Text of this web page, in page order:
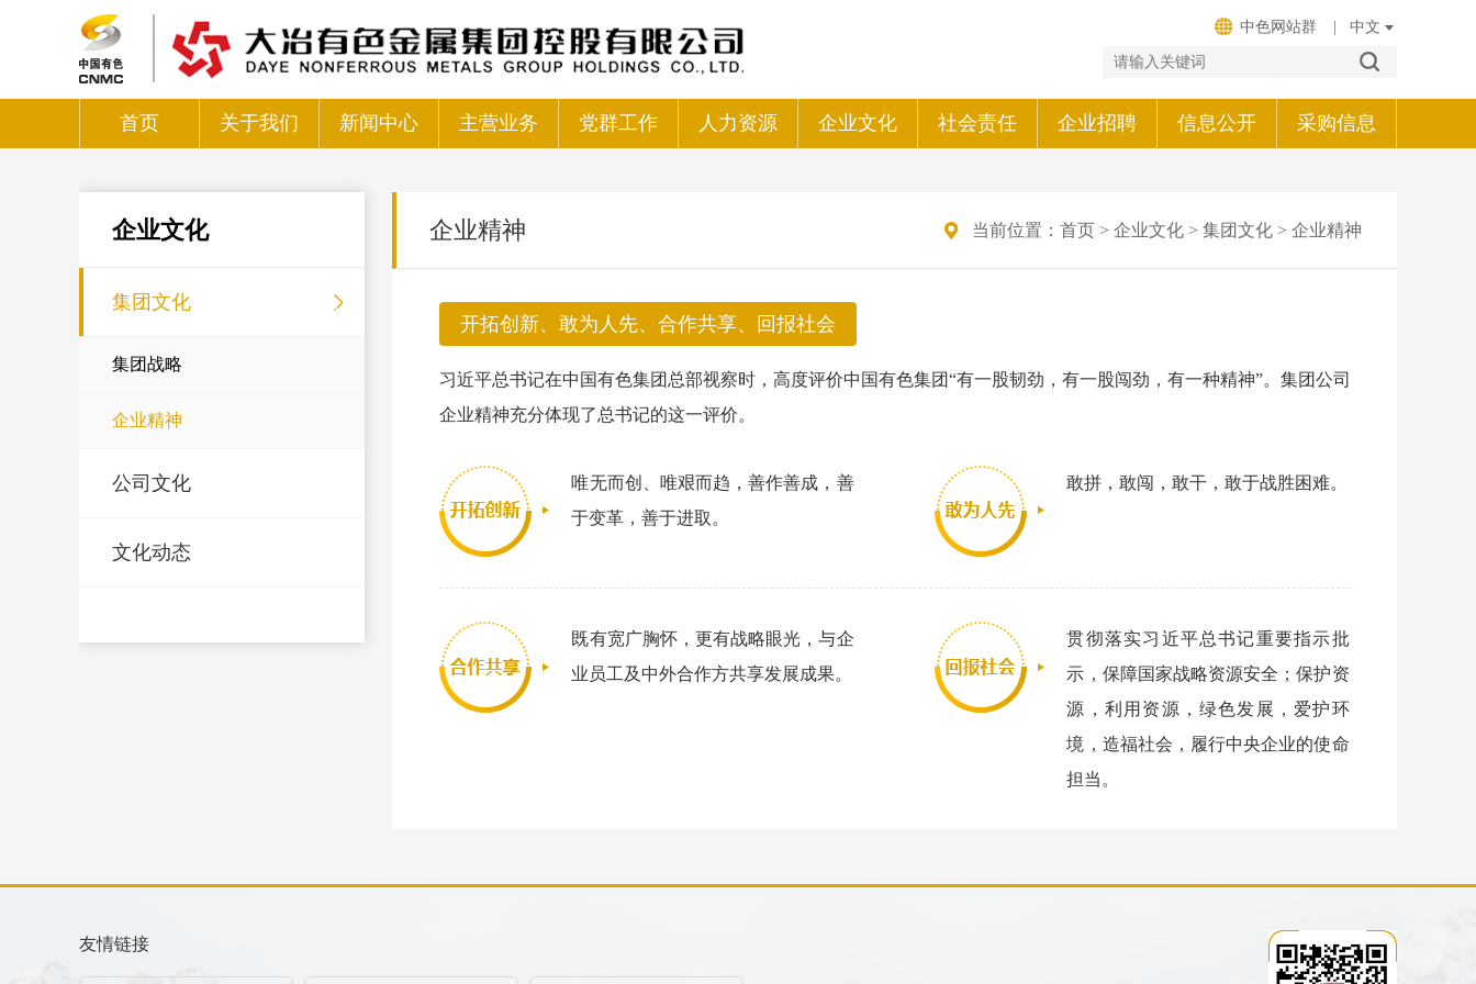
中色网站群
首页 关于我们 新闻中心 主营业务 党群工作 人力资源 企业文化 社会责任 企业招聘 信息公开 采购信息
企业文化
集团文化
集团战略
企业精神
公司文化
文化动态
企业精神 当前位置： 首页 > 企业文化 > 集团文化 > 企业精神
开拓创新、敢为人先、合作共享、回报社会
习近平总书记在中国有色集团总部视察时，高度评价中国有色集团“有一股韧劲，有一股闯劲，有一种精神”。集团公司
企业精神充分体现了总书记的这一评价。
唯无而创、唯艰而趋，善作善成，善
于变革，善于进取。
敢拼，敢闯，敢干，敢于战胜困难。
既有宽广胸怀，更有战略眼光，与企
业员工及中外合作方共享发展成果。
贯彻落实习近平总书记重要指示批
示，保障国家战略资源安全；保护资
源，利用资源，绿色发展，爱护环
境，造福社会，履行中央企业的使命
担当。
友情链接